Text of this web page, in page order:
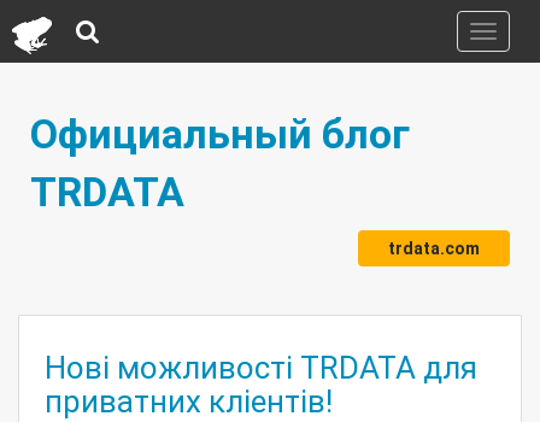
Toggle
Официальный блог
TRDATA
trdata.com
Нові можливості TRDATA для
приватних кліентів!